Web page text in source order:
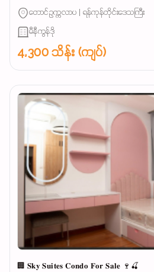
တောင်ဥက္ကလာပ | ရန်ကုန်တိုင်းဒေသကြီး
မီနီကွန်ဒို
4,300 သိန်း (ကျပ်)
🏢 𝐒𝐤𝐲 𝐒𝐮𝐢𝐭𝐞𝐬 𝐂𝐨𝐧𝐝𝐨 𝐅𝐨𝐫 𝐒𝐚𝐥𝐞 🍷🍒